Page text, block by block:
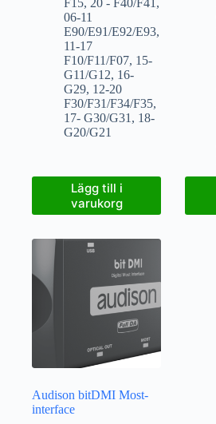
F15, 20 - F40/F41 ,
06-11
E90/E91/E92/E93,
11-17
F10/F11/F07, 15-
G11/G12, 16-
G29, 12-20
F30/F31/F34/F35,
17- G30/G31 , 18-
G20/G21
Lägg till i
varukorg
Audison bitDMI Most-
interface